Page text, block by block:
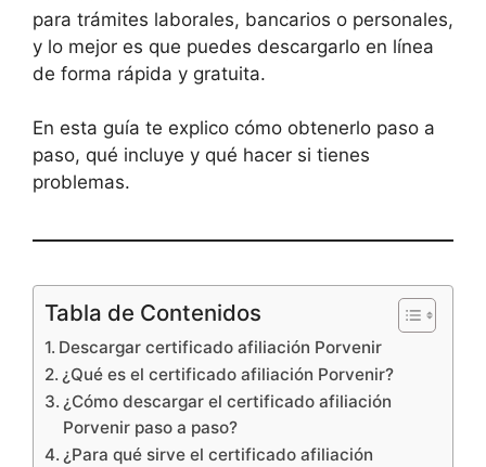
para trámites laborales, bancarios o personales,
y lo mejor es que puedes descargarlo en línea
de forma rápida y gratuita.
En esta guía te explico cómo obtenerlo paso a
paso, qué incluye y qué hacer si tienes
problemas.
Tabla de Contenidos
Descargar certificado afiliación Porvenir
¿Qué es el certificado afiliación Porvenir?
¿Cómo descargar el certificado afiliación
Porvenir paso a paso?
¿Para qué sirve el certificado afiliación